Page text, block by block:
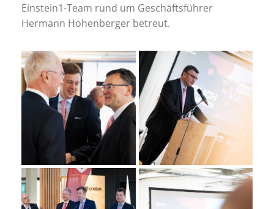
Einstein1-Team rund um Geschäftsführer
Hermann Hohenberger betreut.